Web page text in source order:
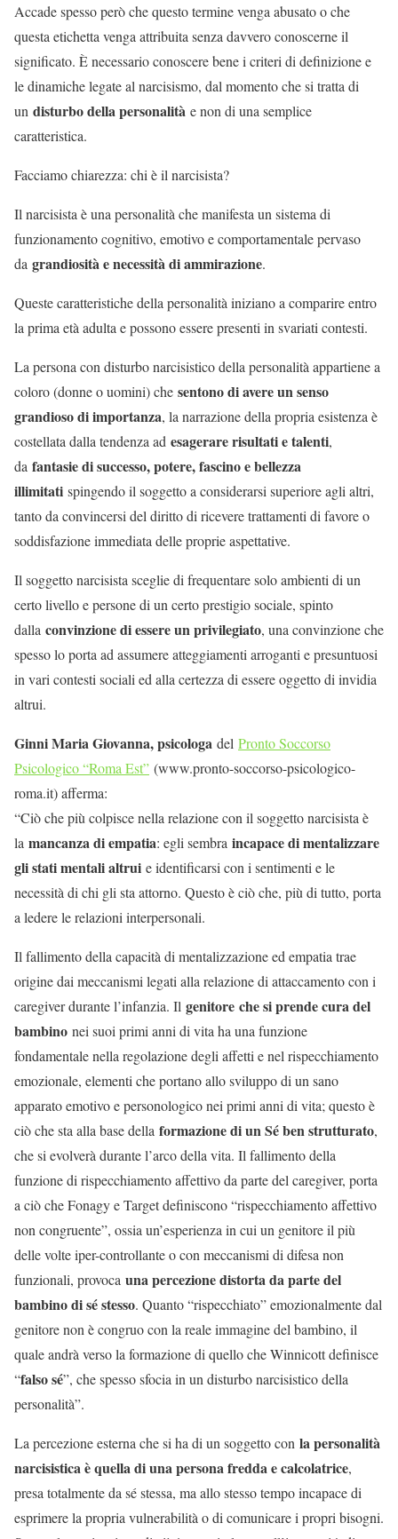
Accade spesso però che questo termine venga abusato o che
questa etichetta venga attribuita senza davvero conoscerne il
significato. È necessario conoscere bene i criteri di definizione e
le dinamiche legate al narcisismo, dal momento che si tratta di
un disturbo della personalità e non di una semplice
caratteristica.
Facciamo chiarezza: chi è il narcisista?
Il narcisista è una personalità che manifesta un sistema di
funzionamento cognitivo, emotivo e comportamentale pervaso
da grandiosità e necessità di ammirazione.
Queste caratteristiche della personalità iniziano a comparire entro
la prima età adulta e possono essere presenti in svariati contesti.
La persona con disturbo narcisistico della personalità appartiene a
coloro (donne o uomini) che sentono di avere un senso
grandioso di importanza, la narrazione della propria esistenza è
costellata dalla tendenza ad esagerare risultati e talenti,
da fantasie di successo, potere, fascino e bellezza
illimitati spingendo il soggetto a considerarsi superiore agli altri,
tanto da convincersi del diritto di ricevere trattamenti di favore o
soddisfazione immediata delle proprie aspettative.
Il soggetto narcisista sceglie di frequentare solo ambienti di un
certo livello e persone di un certo prestigio sociale, spinto
dalla convinzione di essere un privilegiato, una convinzione che
spesso lo porta ad assumere atteggiamenti arroganti e presuntuosi
in vari contesti sociali ed alla certezza di essere oggetto di invidia
altrui.
Ginni Maria Giovanna, psicologa del Pronto Soccorso
Psicologico “Roma Est” (www.pronto-soccorso-psicologico-
roma.it) afferma:
“Ciò che più colpisce nella relazione con il soggetto narcisista è
la mancanza di empatia: egli sembra incapace di mentalizzare
gli stati mentali altrui e identificarsi con i sentimenti e le
necessità di chi gli sta attorno. Questo è ciò che, più di tutto, porta
a ledere le relazioni interpersonali.
Il fallimento della capacità di mentalizzazione ed empatia trae
origine dai meccanismi legati alla relazione di attaccamento con i
caregiver durante l’infanzia. Il genitore che si prende cura del
bambino nei suoi primi anni di vita ha una funzione
fondamentale nella regolazione degli affetti e nel rispecchiamento
emozionale, elementi che portano allo sviluppo di un sano
apparato emotivo e personologico nei primi anni di vita; questo è
ciò che sta alla base della formazione di un Sé ben strutturato,
che si evolverà durante l’arco della vita. Il fallimento della
funzione di rispecchiamento affettivo da parte del caregiver, porta
a ciò che Fonagy e Target definiscono “rispecchiamento affettivo
non congruente”, ossia un’esperienza in cui un genitore il più
delle volte iper-controllante o con meccanismi di difesa non
funzionali, provoca una percezione distorta da parte del
bambino di sé stesso. Quanto “rispecchiato” emozionalmente dal
genitore non è congruo con la reale immagine del bambino, il
quale andrà verso la formazione di quello che Winnicott definisce
“falso sé”, che spesso sfocia in un disturbo narcisistico della
personalità”.
La percezione esterna che si ha di un soggetto con la personalità
narcisistica è quella di una persona fredda e calcolatrice,
presa totalmente da sé stessa, ma allo stesso tempo incapace di
esprimere la propria vulnerabilità o di comunicare i propri bisogni.